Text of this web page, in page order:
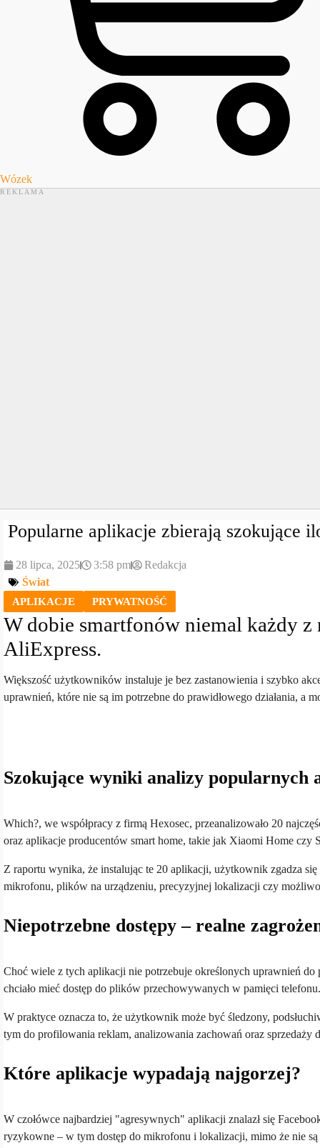
Wózek
Popularne aplikacje zbierają szokujące
28 lipca, 2025 3:58 pm
Redakcja
Świat
APLIKACJE PRYWATNOŚĆ
W dobie smartfonów niemal każdy
AliExpress.
Większość użytkowników instaluje je bez zastanowienia i szybko
uprawnień, które nie są im potrzebne do prawidłowego działania, a
Szokujące wyniki analizy popularnych
Which?, we współpracy z firmą Hexosec, przeanalizowało 20
oraz aplikacje producentów smart home, takie jak Xiaomi Home czy
Z raportu wynika, że instalując te 20 aplikacji, użytkownik zgadza
mikrofonu, plików na urządzeniu, precyzyjnej lokalizacji czy
Niepotrzebne dostępy – realne
Choć wiele z tych aplikacji nie potrzebuje określonych uprawnień do
chciało mieć dostęp do plików przechowywanych w pamięci
W praktyce oznacza to, że użytkownik może być śledzony,
tym do profilowania reklam, analizowania zachowań oraz sprzedaży
Które aplikacje wypadają najgorzej?
W czołówce najbardziej "agresywnych" aplikacji znalazł się
ryzykowne – w tym dostęp do mikrofonu i lokalizacji, mimo że nie